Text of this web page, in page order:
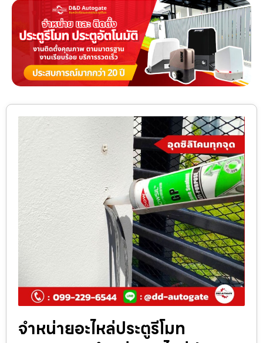
จำหน่ายอะไหล่ประตูรีโมท